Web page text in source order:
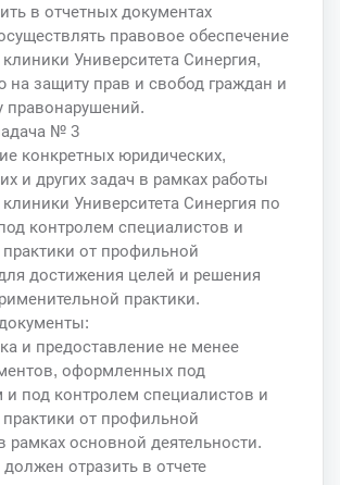
в отчетных документах
правовое обеспечение
Университета Синергия,
на защиту прав и свобод граждан и
правонарушений.
№ 3
конкретных юридических,
и других задач в рамках работы
Университета Синергия по
контролем специалистов и
практики от профильной
достижения целей и решения
практики.
и предоставление не менее
оформленных под
и под контролем специалистов и
практики от профильной
рамках основной деятельности.
отразить в отчете